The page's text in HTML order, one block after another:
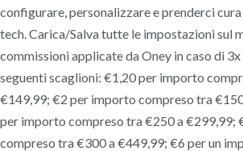
configurare, personalizzare e prenderci
tech. Carica/Salva tutte le impostazioni sul
commissioni applicate da Oney in caso di
seguenti scaglioni: €1,20 per importo
€149,99; €2 per importo compreso tra
per importo compreso tra €250 a €299,99;
compreso tra €300 a €449,99; €6 per un